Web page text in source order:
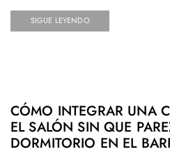
SIGUE LEYENDO
CÓMO INTEGRAR UNA
EL SALÓN SIN QUE
DORMITORIO EN EL